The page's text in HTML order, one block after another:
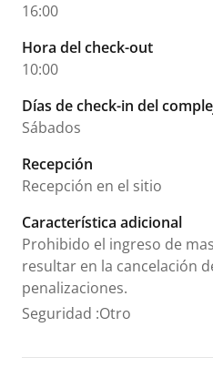
16:00
Hora del check-out
10:00
Días de check-in del
Sábados
Recepción
Recepción en el sitio
Característica adicional
Prohibido el ingreso de
resultar en la cancelación
penalizaciones.
Seguridad :Otro